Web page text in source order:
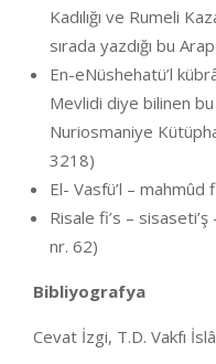
Kadılığı ve Rumeli
sırada yazdığı bu
En-eNüshehatü’l
Mevlidi diye bilinen
Nuriosmaniye
3218)
El- Vasfü’l – mahmûd
Risale fi’s –
nr. 62)
Bibliyografya
Cevat İzgi, T.D. Vakfı